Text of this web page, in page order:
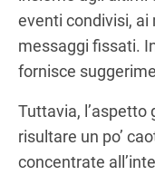
eventi condivisi,
messaggi fissati.
fornisce
Tuttavia, l’aspetto
risultare un po’
concentrate